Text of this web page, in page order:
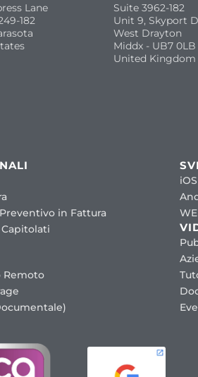
Lane
182
Suite 3962-182
Unit 9, Skyport
West Drayton
Middx - UB7 0LB
United Kingdom
in Fattura
Remoto
iOS